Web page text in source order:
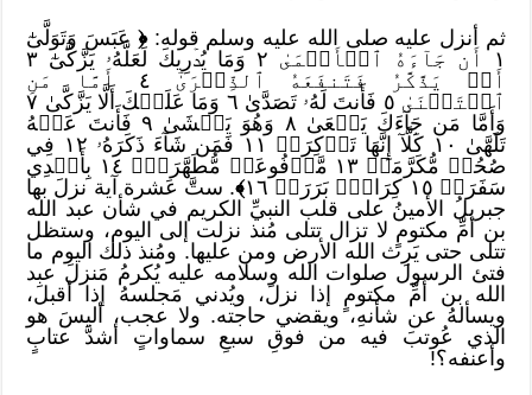
ثم أنزل عليه صلى الله عليه وسلم قوله:﴿ عَبَسَ وَتَوَلَّىٰٓ
١ أَن جَآءَهُ ٱلۡأَعۡمَىٰ ٢ وَمَا يُدۡرِيكَ لَعَلَّهُۥ يَزَّكَّىٰٓ ٣
أَوۡ يَذَّكَّرُ فَتَنفَعَهُ ٱلذِّكۡرَىٰٓ ٤ أَمَّا مَنِ
ٱسۡتَغۡنَىٰ ٥ فَأَنتَ لَهُۥ تَصَدَّىٰ ٦ وَمَا عَلَيۡكَ أَلَّا يَزَّكَّىٰ ٧
وَأَمَّا مَن جَآءَكَ يَسۡعَىٰ ٨ وَهُوَ يَخۡشَىٰ ٩ فَأَنتَ عَنۡهُ
تَلَهَّىٰ ١٠ كَلَّآ إِنَّهَا تَذۡكِرَةٞ ١١ فَمَن شَآءَ ذَكَرَهُۥ ١٢ فِي
صُحُفٖ مُّكَرَّمَةٖ ١٣ مَّرۡفُوعَةٖ مُّطَهَّرَةِۢ ١٤ بِأَيۡدِي
سَفَرَةٖ ١٥ كِرَامِۢ بَرَرَةٖ ١٦
﴾. ستَّ عَشرة آية نزلَ بها
جبريلُ الأمينُ على قلب النبيِّ الكريم في شأن عبد الله
بن أمِّ مكتومٍ لا تزال تتلى مُنذ نزلت إلى اليوم، وستظل
تتلى حتى يَرِث الله الأرض ومن عليها. ومُنذ ذلك اليوم ما
فتئ الرسول صلوات الله وسلامه عليه يُكرمُ مَنزلَ عبد
الله بن أمِّ مكتومٍ إذا نزلَ، ويُدني مَجلسهُ إذا أقبلَ،
ويسألهُ عن شأنهِ، ويقضي حاجته. ولا عجب، أليسَ هو
الذي عُوتبَ فيه من فوقِ سبعِ سماواتٍ أشدَّ عتابٍ
وأعنفه؟!